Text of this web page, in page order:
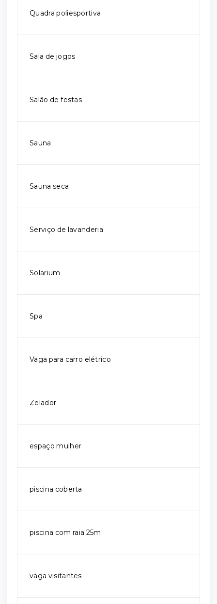
Quadra poliesportiva
Sala de jogos
Salão de festas
Sauna
Sauna seca
Serviço de lavanderia
Solarium
Spa
Vaga para carro elétrico
Zelador
espaço mulher
piscina coberta
piscina com raia 25m
vaga visitantes